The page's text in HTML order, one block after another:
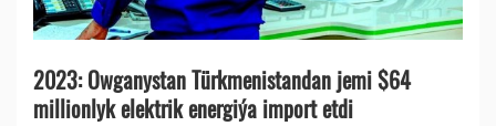
2023: Owganystan Türkmenistandan jemi $64
millionlyk elektrik energiýa import etdi